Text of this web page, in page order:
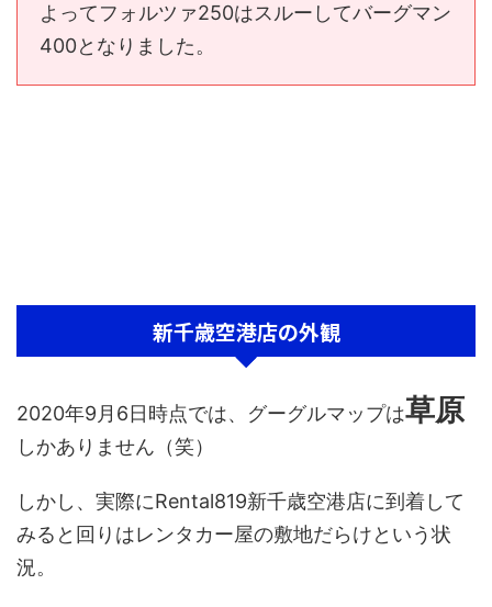
よってフォルツァ250はスルーしてバーグマン
400となりました。
新千歳空港店の外観
2020年9月6日時点では、グーグルマップは草原
しかありません（笑）
しかし、実際にRental819新千歳空港店に到着して
みると回りはレンタカー屋の敷地だらけという状
況。